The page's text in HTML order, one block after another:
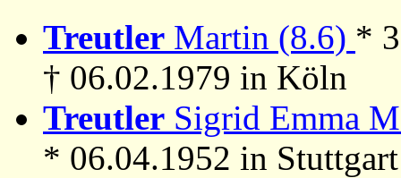
Treutler Martin (8.6) *
† 06.02.1979 in Köln
Treutler Sigrid Emma
* 06.04.1952 in